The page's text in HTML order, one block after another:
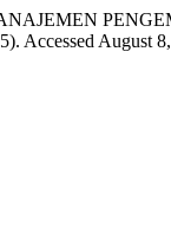
Accessed August